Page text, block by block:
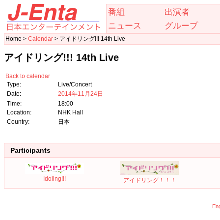
番組
出演者
ニュース
グループ
Home > Calendar > アイドリング!!! 14th Live
アイドリング!!! 14th Live
Back to calendar
Type:
Live/Concert
Date:
2014年11月24日
Time:
18:00
Location:
NHK Hall
Country:
日本
Participants
Idoling!!! アイドリング！！！